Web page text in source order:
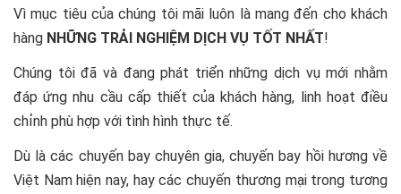
Vì mục tiêu của chúng tôi mãi luôn là mang đến cho khách
hàng NHỮNG TRẢI NGHIỆM DỊCH VỤ TỐT NHẤT!
Chúng tôi đã và đang phát triển những dịch vụ mới nhằm
đáp ứng nhu cầu cấp thiết của khách hàng, linh hoạt điều
chỉnh phù hợp với tình hình thực tế.
Dù là các chuyến bay chuyên gia, chuyến bay hồi hương về
Việt Nam hiện nay, hay các chuyến thương mại trong tương